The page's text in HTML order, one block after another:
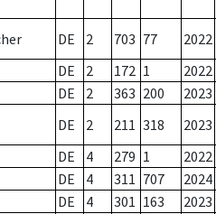
DE 2 703 77 2022
DE 2 172 1 2022
DE 2 363 200 2023
DE 2 211 318 2023
DE 4 279 1 2022
DE 4 311 707 2024
DE 4 301 163 2023